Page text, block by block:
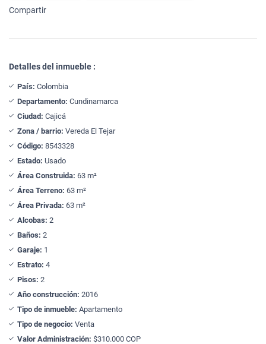
Compartir
Detalles del inmueble :
País: Colombia
Departamento: Cundinamarca
Ciudad: Cajicá
Zona / barrio: Vereda El Tejar
Código: 8543328
Estado: Usado
Área Construida: 63 m²
Área Terreno: 63 m²
Área Privada: 63 m²
Alcobas: 2
Baños: 2
Garaje: 1
Estrato: 4
Pisos: 2
Año construcción: 2016
Tipo de inmueble: Apartamento
Tipo de negocio: Venta
Valor Administración: $310.000 COP